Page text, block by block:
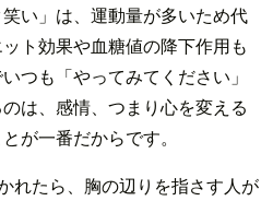
い」は、運動量が多いため代
ト効果や血糖値の降下作用も
つも「やってみてください」
は、感情、つまり心を変える
が一番だからです。
れたら、胸の辺りを指さす人が